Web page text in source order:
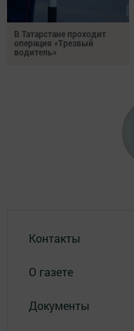
В Татарстане проходит
операция «Трезвый
водитель»
Контакты
О газете
Документы